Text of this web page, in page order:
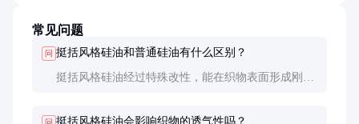
常见问题
问 挺括风格硅油和普通硅油有什么区别？
挺括风格硅油经过特殊改性，能在织物表面形成刚性
挺括风格硅油会影响织物的透气性吗？